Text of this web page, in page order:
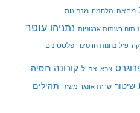
מחאה מלחמה מנהיגות
ניתוח רשתות ארגוניות נתניהו עופר
פיל בחנות חרסינה פלסטינים
צבא צה"ל קורונה רוסיה
שיטור שרית אונגר משיח תהילים